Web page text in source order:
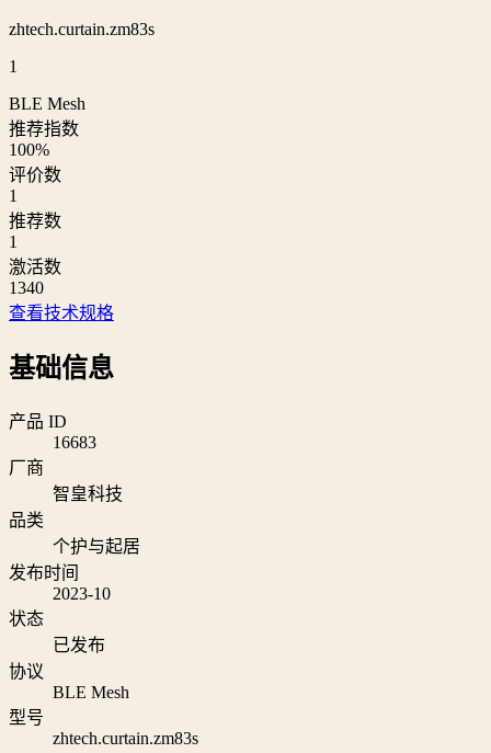
zhtech.curtain.zm83s
1
BLE Mesh
推荐指数
100%
评价数
1
推荐数
1
激活数
1340
查看技术规格
基础信息
产品 ID
16683
厂商
智皇科技
品类
个护与起居
发布时间
2023-10
状态
已发布
协议
BLE Mesh
型号
zhtech.curtain.zm83s